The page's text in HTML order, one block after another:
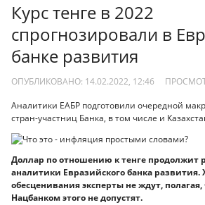
Курс тенге в 2022
спрогнозировали в
банке развития
ОПУБЛИКОВАНО: 14.02.2022, 12:46
Аналитики ЕАБР подготовили очередной
стран-участниц Банка, в том числе и
Доллар по отношению к тенге продолжит
аналитики Евразийского банка развития.
обесценивания эксперты не ждут,
Нацбанком этого не допустят.